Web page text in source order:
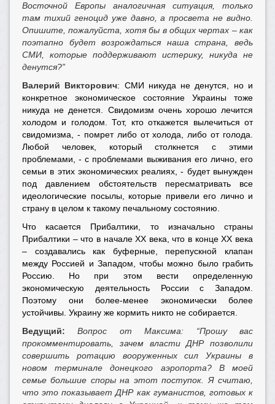
Восточной Европы аналогичная ситуация, только
там тихий геноцид уже давно, а просвета не видно.
Опишите, пожалуйста, хотя бы в общих чертах – как
поэтапно будет возрождаться наша страна, ведь
СМИ, которые поддерживают истерику, никуда не
денутся?”
Валерий Викторович: СМИ никуда не денутся, но и
конкретное экономическое состояние Украины тоже
никуда не денется. Свидомизм очень хорошо лечится
холодом и голодом. Тот, кто откажется вылечиться от
свидомизма, - помрет либо от холода, либо от голода.
Любой человек, который столкнется с этими
проблемами, - с проблемами выживания его лично, его
семьи в этих экономических реалиях, - будет вынужден
под давлением обстоятельств пересматривать все
идеологические посылы, которые привели его лично и
страну в целом к такому печальному состоянию.
Что касается Прибалтики, то изначально страны
Прибалтики – что в начале XX века, что в конце XX века
– создавались как буферные, перепускной клапан
между Россией и Западом, чтобы можно было грабить
Россию. Но при этом вести определенную
экономическую деятельность России с Западом.
Поэтому они более-менее экономически более
устойчивы. Украину же кормить никто не собирается.
Ведущий:
Вопрос от Максима: “Прошу вас
прокомментировать, зачем власти ДНР позволили
совершить ротацию вооруженных сил Украины в
новом терминале донецкого аэропорта? В моей
семье большие споры на этот поступок. Я считаю,
что это показывает ДНР как гуманистов, готовых к